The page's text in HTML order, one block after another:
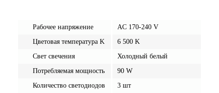
Рабочее напряжение
AC 170-240 V
Цветовая температура K
6 500 K
Свет свечения
Холодный белый
Потребляемая мощность
90 W
Количество светодиодов
3 шт